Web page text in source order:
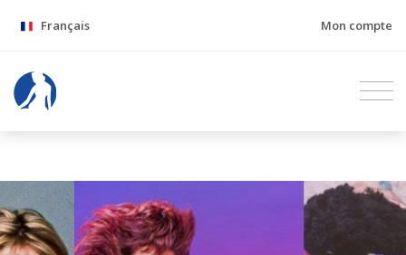
Français Mon compte